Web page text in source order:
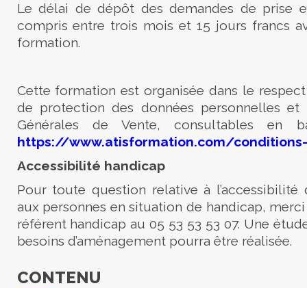
Le délai de dépôt des demandes de prise
compris entre trois mois et 15 jours francs
formation.
Cette formation est organisée dans le
de protection des données personnelles et
Générales de Vente, consultables en
https://www.atisformation.com/
Accessibilité handicap
Pour toute question relative à
aux personnes en situation de handicap,
référent handicap au 05 53 53 53 07. Une
besoins d’aménagement pourra être réalisée.
CONTENU